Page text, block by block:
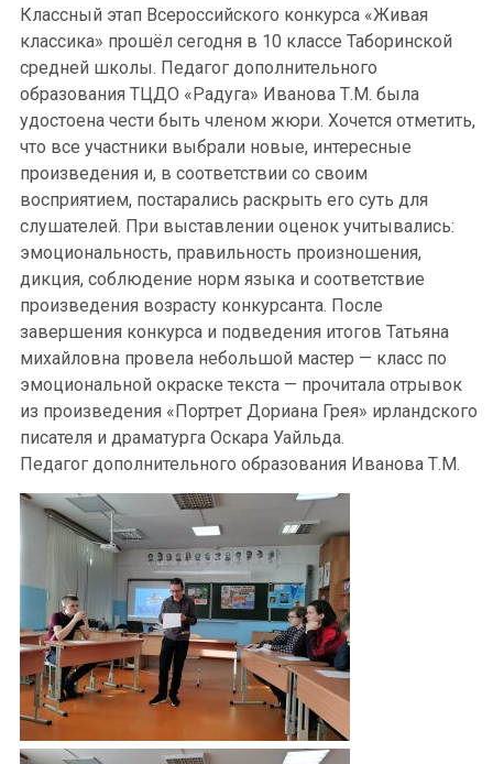
Классный этап Всероссийского конкурса «Живая
классика» прошёл сегодня в 10 классе Таборинской
средней школы. Педагог дополнительного
образования ТЦДО «Радуга» Иванова Т.М. была
удостоена чести быть членом жюри. Хочется отметить,
что все участники выбрали новые, интересные
произведения и, в соответствии со своим
восприятием, постарались раскрыть его суть для
слушателей. При выставлении оценок учитывались:
эмоциональность, правильность произношения,
дикция, соблюдение норм языка и соответствие
произведения возрасту конкурсанта. После
завершения конкурса и подведения итогов Татьяна
михайловна провела небольшой мастер — класс по
эмоциональной окраске текста — прочитала отрывок
из произведения «Портрет Дориана Грея» ирландского
писателя и драматурга Оскара Уайльда.
Педагог дополнительного образования Иванова Т.М.